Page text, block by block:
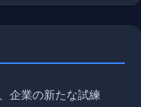
企業の新たな試練